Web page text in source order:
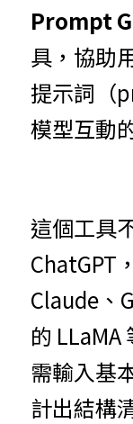
Prompt
具，協助
提示詞（
模型互動
這個工具
ChatGPT
Claude、
的 LLaMA
需輸入基
計出結構